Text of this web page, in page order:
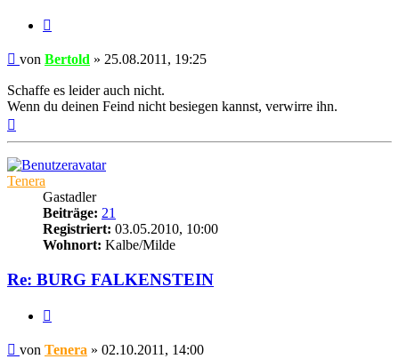
Beitrag
von Bertold » 25.08.2011, 19:25
Schaffe es leider auch nicht.
Wenn du deinen Feind nicht besiegen kannst, verwirre ihn.
Tenera
Gastadler
Beiträge: 21
Registriert: 03.05.2010, 10:00
Wohnort: Kalbe/Milde
Re: BURG FALKENSTEIN
Beitrag
von Tenera » 02.10.2011, 14:00